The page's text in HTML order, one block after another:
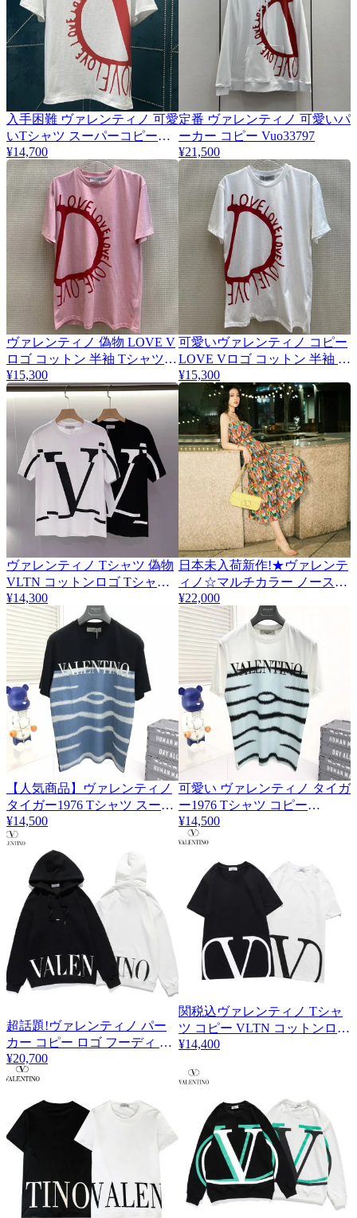
入手困難 ヴァレンティノ 可愛
いTシャツ スーパーコピー
Vuj62145
¥14,700
定番 ヴァレンティノ 可愛いパ
ーカー コピー Vuo33797
¥21,500
ヴァレンティノ 偽物 LOVE V
ロゴ コットン 半袖 Tシャツ
Vun68592
¥15,300
可愛いヴァレンティノ コピー
LOVE Vロゴ コットン 半袖 T
シャツ Vun15448
¥15,300
ヴァレンティノ Tシャツ 偽物
VLTN コットンロゴ Tシャツ
2色 Vut28423
¥14,300
日本未入荷新作!★ヴァレンテ
ィノ☆マルチカラー ノースリ
ーブワンピース コピー シルク
XB3VAY206VWM12
¥22,000
【人気商品】ヴァレンティノ
タイガー1976 Tシャツ スーパ
ーコピー Vuw47918
¥14,500
可愛い ヴァレンティノ タイガ
ー1976 Tシャツ コピー
Vum63741
¥14,500
2
超話題!ヴァレンティノ パー
カー コピー ロゴ フーディ ス
ウェットシャツ Vup50111
¥20,700
関税込ヴァレンティノ Tシャ
ツ コピー VLTN コットンロゴ
Tシャツ 2色 Vua65573
¥14,400